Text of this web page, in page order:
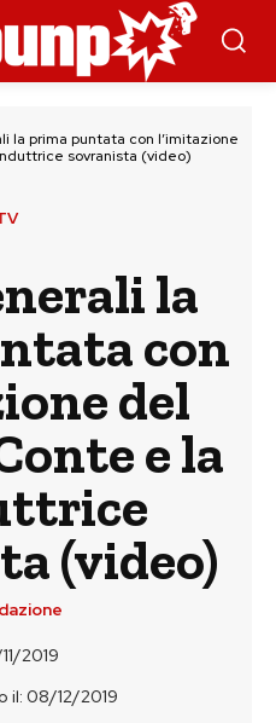
la prima puntata con l’imitazione
sovranista (video)
la
con
del
e la
(video)
2019
il: 08/12/2019